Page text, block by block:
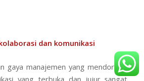
dan komunikasi
gaya manajemen yang mendorong
yang terbuka dan jujur sangat